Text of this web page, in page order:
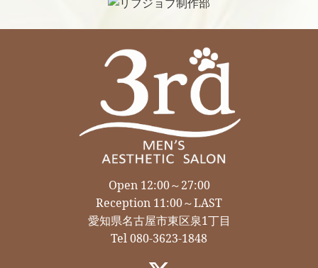
Open 12:00～27:00
Reception 11:00～LAST
愛知県名古屋市東区泉1丁目
Tel 080-3623-1848